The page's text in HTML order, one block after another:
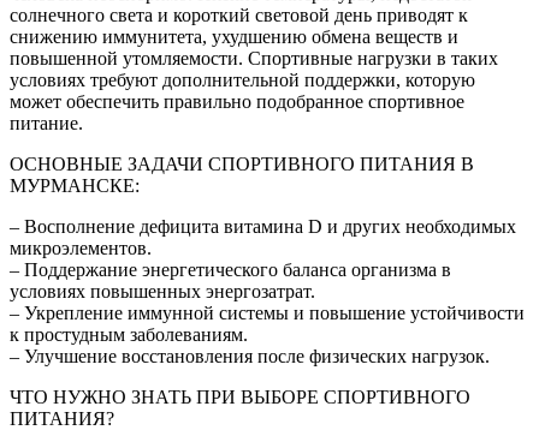
солнечного света и короткий световой день приводят к
снижению иммунитета, ухудшению обмена веществ и
повышенной утомляемости. Спортивные нагрузки в таких
условиях требуют дополнительной поддержки, которую
может обеспечить правильно подобранное спортивное
питание.
ОСНОВНЫЕ ЗАДАЧИ СПОРТИВНОГО ПИТАНИЯ В
МУРМАНСКЕ:
– Восполнение дефицита витамина D и других необходимых
микроэлементов.
– Поддержание энергетического баланса организма в
условиях повышенных энергозатрат.
– Укрепление иммунной системы и повышение устойчивости
к простудным заболеваниям.
– Улучшение восстановления после физических нагрузок.
ЧТО НУЖНО ЗНАТЬ ПРИ ВЫБОРЕ СПОРТИВНОГО
ПИТАНИЯ?